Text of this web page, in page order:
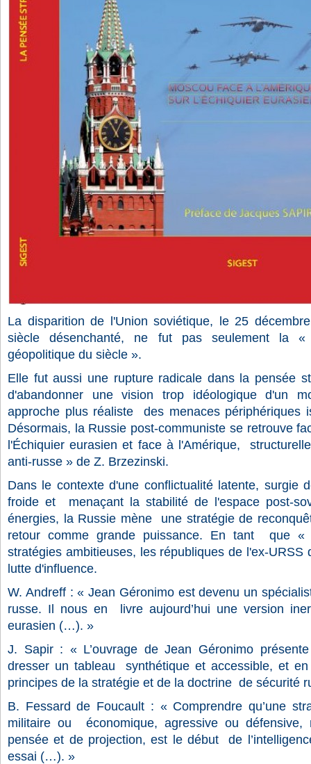
La disparition de l'Union soviétique, le 25
siècle désenchanté, ne fut pas seulement la «
géopolitique du siècle ».
Elle fut aussi une rupture radicale dans la pensée
d'abandonner une vision trop idéologique d'un
approche plus réaliste
des menaces périphériques
Désormais, la Russie post-communiste se retrouve
l'Échiquier eurasien et face à l'Amérique,
anti-russe » de Z. Brzezinski.
Dans le contexte d'une conﬂictualité latente, surgie
froide et
menaçant la stabilité de l'espace post-
énergies, la Russie mène
une stratégie de
retour comme grande puissance. En tant
que «
stratégies ambitieuses, les républiques de l'ex-URSS
lutte d'inﬂuence.
W. Andreff : « Jean Géronimo est devenu un
russe. Il nous en
livre aujourd’hui une version
eurasien (…). »
J. Sapir : « L’ouvrage de Jean Géronimo
dresser un tableau
synthétique et accessible, et
principes de la stratégie et de la doctrine de sécurité
B. Fessard de Foucault : « Comprendre qu’une
militaire ou
économique, agressive ou défensive,
pensée et de projection, est le début
de
essai (…). »